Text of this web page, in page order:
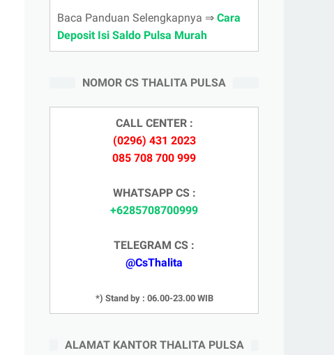
Baca Panduan Selengkapnya ⇒ Cara
Deposit Isi Saldo Pulsa Murah
NOMOR CS THALITA PULSA
CALL CENTER :
(0296) 431 2023
085 708 700 999
WHATSAPP CS :
+6285708700999
TELEGRAM CS :
@CsThalita
*) Stand by : 06.00-23.00 WIB
ALAMAT KANTOR THALITA PULSA